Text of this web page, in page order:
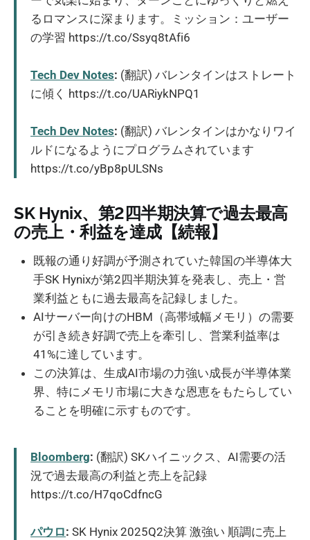
るロマンスに深まります。ミッション：ユーザー
の学習 https://t.co/Ssyq8tAfi6
Tech Dev Notes: (翻訳) バレンタインはストレート
に傾く https://t.co/UARiykNPQ1
Tech Dev Notes: (翻訳) バレンタインはかなりワイ
ルドになるようにプログラムされています
https://t.co/yBp8pULSNs
SK Hynix、第2四半期決算で過去最高
の売上・利益を達成【続報】
既報の通り好調が予測されていた韓国の半導体大
手SK Hynixが第2四半期決算を発表し、売上・営
業利益ともに過去最高を記録しました。
AIサーバー向けのHBM（高帯域幅メモリ）の需要
が引き続き好調で売上を牽引し、営業利益率は
41%に達しています。
この決算は、生成AI市場の力強い成長が半導体業
界、特にメモリ市場に大きな恩恵をもたらしてい
ることを明確に示すものです。
Bloomberg: (翻訳) SKハイニックス、AI需要の活
況で過去最高の利益と売上を記録
https://t.co/H7qoCdfncG
パウロ: SK Hynix 2025Q2決算 激強い 順調に売上